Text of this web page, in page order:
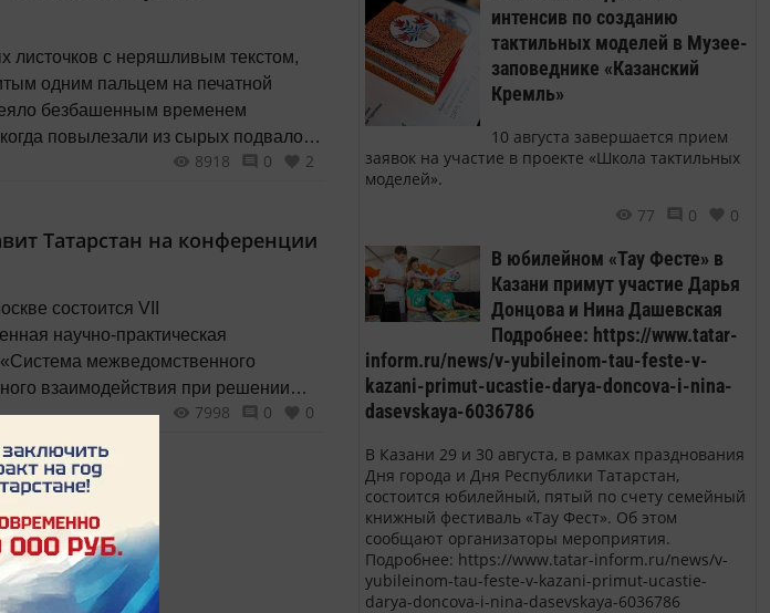
листочков с неряшливым текстом,
одним пальцем на печатной
безбашенным временем
повылезали из сырых подвалов
неформалы с гитарами и
и заплясали на издыхающей
8918 0
2
Татарстан на конференции
состоится VII
научно-практическая
межведомственного
взаимодействия при решении
обороны Российской Федерации».
будет работать выставочная
из разделов которой – «80 лет
Отечественной войны. Эвакуация
СССР». Там представят проект от
– «Татарстан: все для фронта,
7998 0 0
интенсив по созданию
тактильных моделей в Музее-
заповеднике «Казанский
Кремль»
10 августа завершается прием
заявок на участие в проекте «Школа тактильных
моделей».
77
0 0
В юбилейном «Тау Фесте» в
Казани примут участие Дарья
Донцова и Нина Дашевская
Подробнее: https://www.tatar-
inform.ru/news/v-yubileinom-tau-feste-v-
kazani-primut-ucastie-darya-doncova-i-nina-
dasevskaya-6036786
В Казани 29 и 30 августа, в рамках празднования
Дня города и Дня Республики Татарстан,
состоится юбилейный, пятый по счету семейный
книжный фестиваль «Тау Фест». Об этом
сообщают организаторы мероприятия.
Подробнее: https://www.tatar-inform.ru/news/v-
yubileinom-tau-feste-v-kazani-primut-ucastie-
darya-doncova-i-nina-dasevskaya-6036786